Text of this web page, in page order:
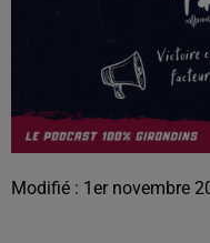
Modifié : 1er novembre